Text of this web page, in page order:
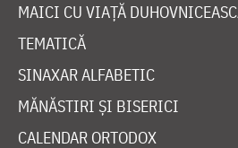
MAICI CU VIAȚĂ
TEMATICĂ
SINAXAR ALFABETIC
MĂNĂSTIRI ȘI BISERICI
CALENDAR ORTODOX